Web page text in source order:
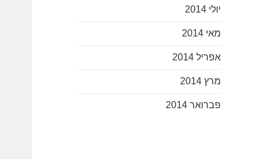
יולי 2014
מאי 2014
אפריל 2014
מרץ 2014
פברואר 2014